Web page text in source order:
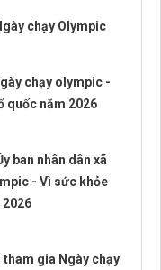
chạy Olympic
chạy olympic -
quốc năm 2026
ban nhân dân xã
- Vì sức khỏe
2026
gia Ngày chạy